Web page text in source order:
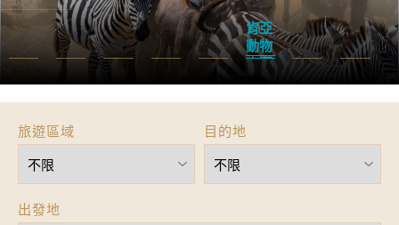
肯亞 動
物大遷
徙
斯里蘭卡11日
旅遊區域 目的地
出發地